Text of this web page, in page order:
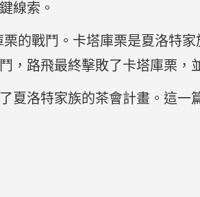
線索。
的戰鬥。卡塔庫栗是夏洛特
，路飛最終擊敗了卡塔庫栗，
夏洛特家族的茶會計畫。這一